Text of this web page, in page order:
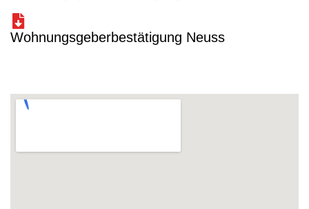
Wohnungsgeberbestätigung Neuss